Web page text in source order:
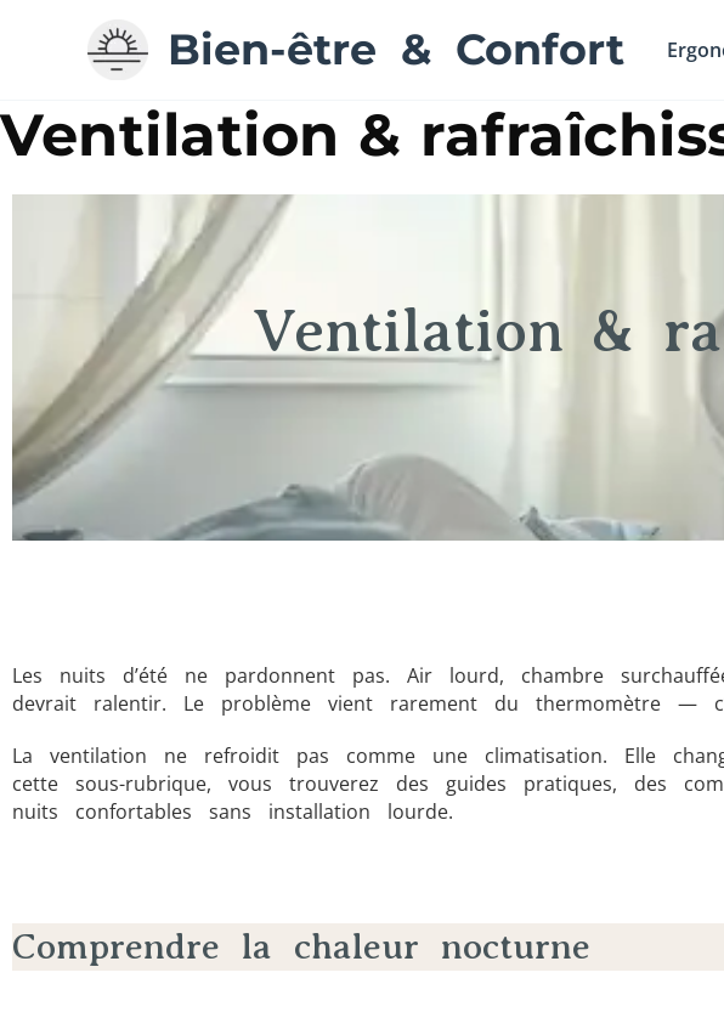
Bien-être & Confort
Ventilation &
Ventilation &
Les nuits d’été ne pardonnent pas. Air lourd, chambre
devrait ralentir. Le problème vient rarement du thermomètre —
La ventilation ne refroidit pas comme une climatisation. Elle
cette sous-rubrique, vous trouverez des guides pratiques, des
nuits confortables sans installation lourde.
Comprendre la chaleur nocturne